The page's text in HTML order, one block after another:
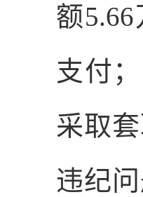
额5.66
支付
采取
违纪